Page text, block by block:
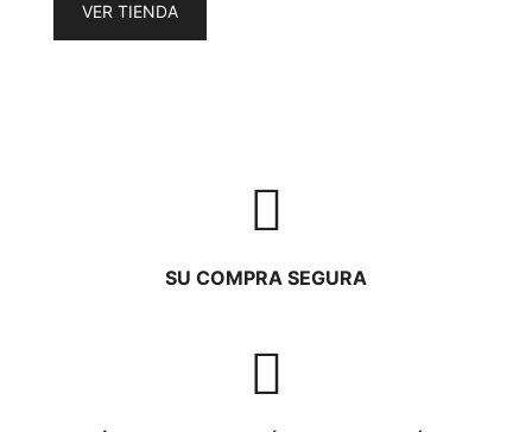
VER TIENDA
SU COMPRA SEGURA